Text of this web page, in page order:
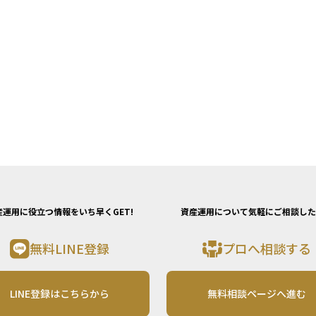
運用に役立つ情報をいち早くGET!
無料LINE登録
LINE登録はこちらから
資産運用について気軽にご相談し
プロへ相談する
無料相談ページへ進む